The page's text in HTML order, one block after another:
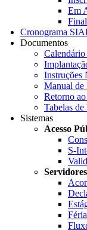
Em
Cronograma
Documentos
Instruções
Manual de
Retorno
Tabelas
Sistemas
Acesso
S-